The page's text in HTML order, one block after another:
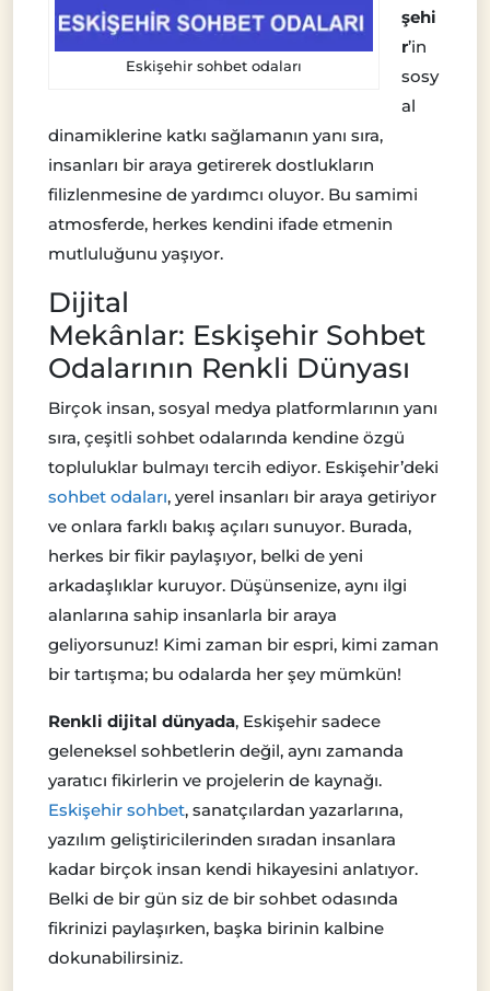
Eskişehir sohbet odaları
şehi
r’in
sosy
al
dinamiklerine katkı sağlamanın yanı sıra,
insanları bir araya getirerek dostlukların
filizlenmesine de yardımcı oluyor. Bu samimi
atmosferde, herkes kendini ifade etmenin
mutluluğunu yaşıyor.
Dijital
Mekânlar: Eskişehir Sohbet
Odalarının Renkli Dünyası
Birçok insan, sosyal medya platformlarının yanı
sıra, çeşitli sohbet odalarında kendine özgü
topluluklar bulmayı tercih ediyor. Eskişehir’deki
sohbet odaları, yerel insanları bir araya getiriyor
ve onlara farklı bakış açıları sunuyor. Burada,
herkes bir fikir paylaşıyor, belki de yeni
arkadaşlıklar kuruyor. Düşünsenize, aynı ilgi
alanlarına sahip insanlarla bir araya
geliyorsunuz! Kimi zaman bir espri, kimi zaman
bir tartışma; bu odalarda her şey mümkün!
Renkli dijital dünyada, Eskişehir sadece
geleneksel sohbetlerin değil, aynı zamanda
yaratıcı fikirlerin ve projelerin de kaynağı.
Eskişehir sohbet, sanatçılardan yazarlarına,
yazılım geliştiricilerinden sıradan insanlara
kadar birçok insan kendi hikayesini anlatıyor.
Belki de bir gün siz de bir sohbet odasında
fikrinizi paylaşırken, başka birinin kalbine
dokunabilirsiniz.